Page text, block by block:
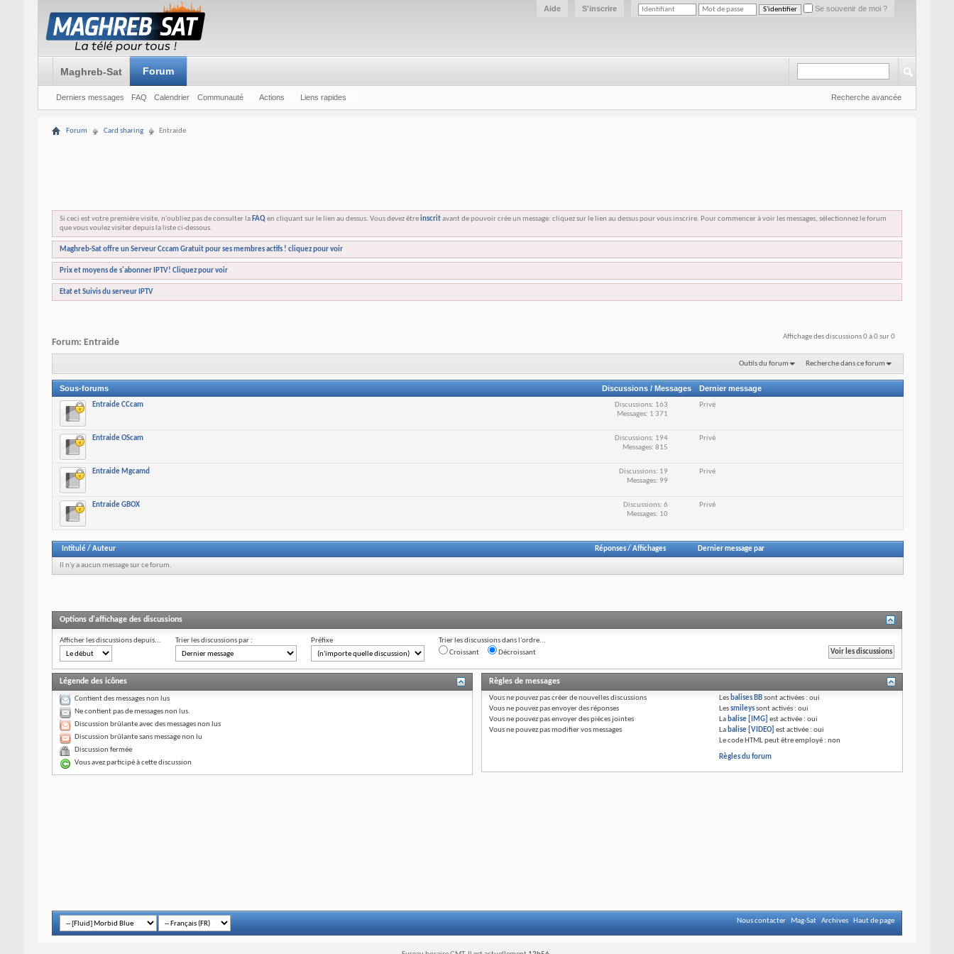
Se souvenir de moi ?
S'inscrire
Aide
Maghreb-Sat Forum
Derniers messages FAQ Calendrier Communauté Actions Liens rapides Recherche avancée
Forum Card sharing Entraide
Si ceci est votre première visite, n'oubliez pas de consulter la FAQen cliquant sur le lien au dessus. Vous devez êtreinscritavant de pouvoir crée un message: cliquez sur le lien au dessus pour vous inscrire. Pour commencer à voir les messages, sélectionnez le forum
que vous voulez visiter depuis la liste ci-dessous.
Maghreb-Sat offre un Serveur Cccam Gratuit pour ses membres actifs ! cliquez pour voir
Prix et moyens de s'abonner IPTV! Cliquez pour voir
Etat et Suivis du serveur IPTV
Affichage des discussions 0 à 0 sur 0
Forum: Entraide
Outils du forum Recherche dans ce forum
Sous-forums Discussions / Messages Dernier message
Entraide CCcam
Discussions: 163
Messages: 1 371
Privé
Entraide OScam
Discussions: 194
Messages: 815
Privé
Entraide Mgcamd
Discussions: 19
Messages: 99
Privé
Entraide GBOX
Discussions: 6
Messages: 10
Privé
Intitulé/ Auteur Réponses/ Affichages Dernier message par
Il n'y a aucun message sur ce forum.
Options d'affichage des discussions
Afficher les discussions depuis... Trier les discussions par : Préfixe
Trier les discussions dans l'ordre...
Croissant
Décroissant
Légende des icônes
Contient des messages non lus
Ne contient pas de messages non lus.
Discussion brûlante avec des messages non lus
Discussion brûlante sans message non lu
Discussion fermée
Vous avez participé à cette discussion
Règles de messages
Vousne pouvez pascréer de nouvelles discussions
Vousne pouvez pasenvoyer des réponses
Vousne pouvez pasenvoyer des pièces jointes
Vousne pouvez pasmodifier vos messages
Les balises BBsont activées :oui
Lessmileyssont activés :oui
La balise [IMG] est activée :oui
La balise [VIDEO] est activée :oui
Le code HTML peut être employé :non
Règles du forum
Nous contacter Mag-Sat Archives Haut de page